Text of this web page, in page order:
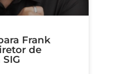
Frank
de